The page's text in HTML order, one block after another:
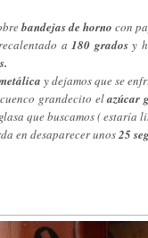
bandejas de horno con
a180 gradosy
y dejamos que se
cuenco grandecito elazúcar
que buscamos (
en desaparecer unos25